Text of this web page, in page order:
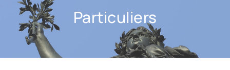
Particuliers